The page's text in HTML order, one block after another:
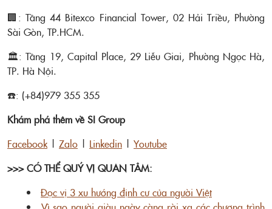
🏢: Tầng 44 Bitexco Financial Tower, 02 Hải Triều, Phường
Sài Gòn, TP.HCM.
🏛️: Tầng 19, Capital Place, 29 Liễu Giai, Phường Ngọc Hà,
TP. Hà Nội.
☎️: (+84)979 355 355
Khám phá thêm về SI Group
Facebook | Zalo | Linkedin | Youtube
>>> CÓ THỂ QUÝ VỊ QUAN TÂM:
Đọc vị 3 xu hướng định cư của người Việt